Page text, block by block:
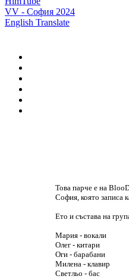
VV - София 2024
English Translate
Това парче е на
София, която записа
Ето и състава на
Мария - вокали
Олег - китари
Оги - барабани
Милена - клавир
Светльо - бас